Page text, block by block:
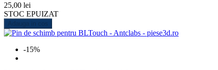
25,00 lei
STOC EPUIZAT
Adauga in cos
-15%